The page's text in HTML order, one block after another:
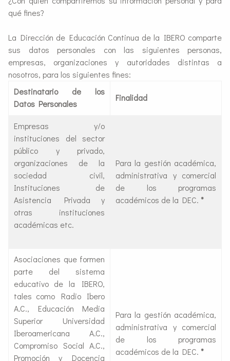
qué fines?
La Dirección de Educación Continua de la IBERO comparte
sus datos personales con las siguientes personas,
empresas, organizaciones y autoridades distintas a
nosotros, para los siguientes fines:
Destinatario de los
Datos Personales
Finalidad
Empresas y/o
instituciones del sector
público y privado,
organizaciones de la
sociedad civil,
Instituciones de
Asistencia Privada y
otras instituciones
académicas etc.
Para la gestión académica,
administrativa y comercial
de los programas
académicos de la DEC. *
Asociaciones que formen
parte del sistema
educativo de la IBERO,
tales como Radio Ibero
A.C., Educación Media
Superior Universidad
Iberoamericana A.C.,
Compromiso Social A.C.,
Promoción y Docencia
Para la gestión académica,
administrativa y comercial
de los programas
académicos de la DEC. *